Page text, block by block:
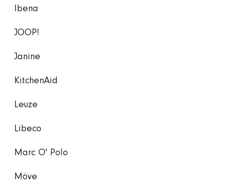
Ibena
JOOP!
Janine
KitchenAid
Leuze
Libeco
Marc O' Polo
Möve